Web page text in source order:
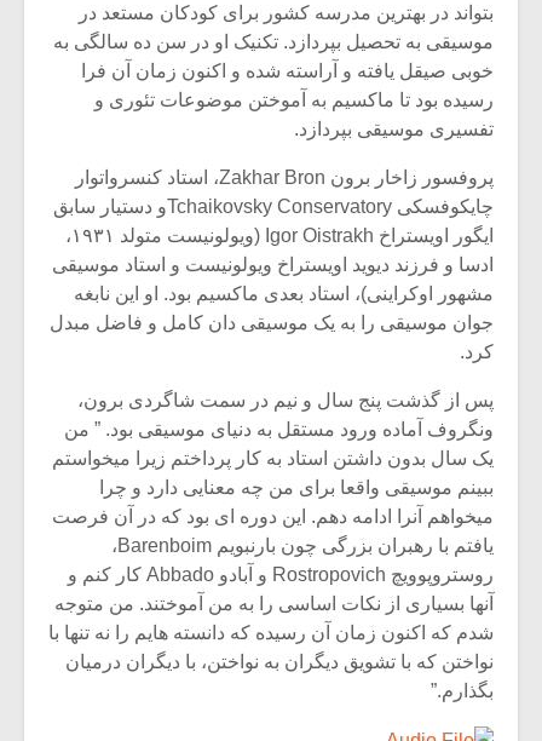
بتواند در بهترین مدرسه کشور برای کودکان مستعد در
موسیقی به تحصیل بپردازد. تکنیک او در سن ده سالگی به
خوبی صیقل یافته و آراسته شده و اکنون زمان آن فرا
رسیده بود تا ماکسیم به آموختن موضوعات تئوری و
تفسیری موسیقی بپردازد.
پروفسور زاخار برون Zakhar Bron، استاد کنسرواتوار
چایکوفسکی Tchaikovsky Conservatoryو دستیار سابق
ایگور اویستراخ Igor Oistrakh (ویولونیست متولد ۱۹۳۱،
ادسا و فرزند دیوید اویستراخ ویولونیست و استاد موسیقی
مشهور اوکراینی)، استاد بعدی ماکسیم بود. او این نابغه
جوان موسیقی را به یک موسیقی دان کامل و فاضل مبدل
کرد.
پس از گذشت پنج سال و نیم در سمت شاگردی برون،
ونگروف آماده ورود مستقل به دنیای موسیقی بود. ” من
یک سال بدون داشتن استاد به کار پرداختم زیرا میخواستم
ببینم موسیقی واقعا برای من چه معنایی دارد و چرا
میخواهم آنرا ادامه دهم. این دوره ای بود که در آن فرصت
یافتم با رهبران بزرگی چون بارنبویم Barenboim،
روستروپوویچ Rostropovich و آبادو Abbado کار کنم و
آنها بسیاری از نکات اساسی را به من آموختند. من متوجه
شدم که اکنون زمان آن رسیده که دانسته هایم را نه تنها با
نواختن که با تشویق دیگران به نواختن، با دیگران درمیان
بگذارم.”